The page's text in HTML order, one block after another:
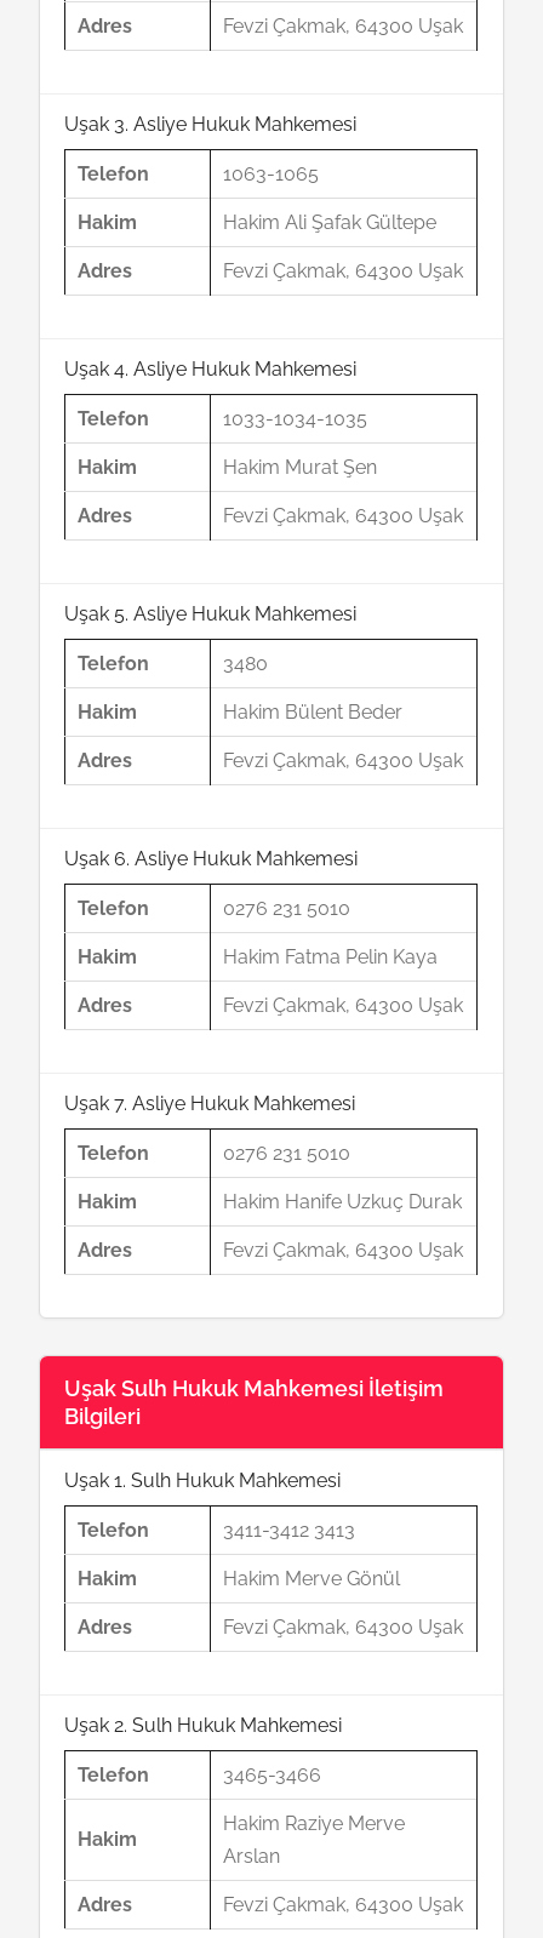
Adres Fevzi Çakmak, 64300 Uşak
Uşak 3. Asliye Hukuk Mahkemesi
Telefon 1063-1065
Hakim Hakim Ali Şafak Gültepe
Adres Fevzi Çakmak, 64300 Uşak
Uşak 4. Asliye Hukuk Mahkemesi
Telefon 1033-1034-1035
Hakim Hakim Murat Şen
Adres Fevzi Çakmak, 64300 Uşak
Uşak 5. Asliye Hukuk Mahkemesi
Telefon 3480
Hakim Hakim Bülent Beder
Adres Fevzi Çakmak, 64300 Uşak
Uşak 6. Asliye Hukuk Mahkemesi
Telefon 0276 231 5010
Hakim Hakim Fatma Pelin Kaya
Adres Fevzi Çakmak, 64300 Uşak
Uşak 7. Asliye Hukuk Mahkemesi
Telefon 0276 231 5010
Hakim Hakim Hanife Uzkuç Durak
Adres Fevzi Çakmak, 64300 Uşak
Uşak Sulh Hukuk Mahkemesi İletişim
Bilgileri
Uşak 1. Sulh Hukuk Mahkemesi
Telefon 3411-3412 3413
Hakim Hakim Merve Gönül
Adres Fevzi Çakmak, 64300 Uşak
Uşak 2. Sulh Hukuk Mahkemesi
Telefon 3465-3466
Hakim
Hakim Raziye Merve
Arslan
Adres Fevzi Çakmak, 64300 Uşak